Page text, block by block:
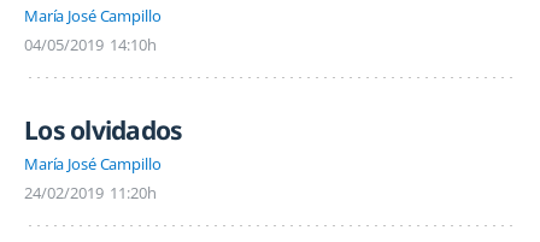
María José Campillo
04/05/2019 14:10h
Los olvidados
María José Campillo
24/02/2019 11:20h